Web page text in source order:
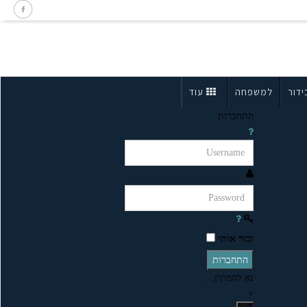
למשפחה עוד
התחברות
זכור אותי
התחברות
נא להמתין...
×